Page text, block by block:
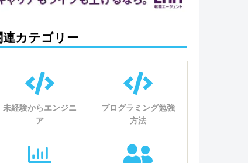
カテゴリー
未経験からエンジニ
ア
プログラミング勉強
方法